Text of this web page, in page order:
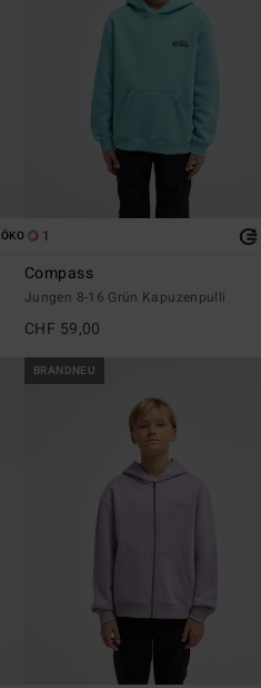
ÖKO 1
Compass
Jungen 8-16 Grün Kapuzenpulli
CHF 59,00
BRANDNEU